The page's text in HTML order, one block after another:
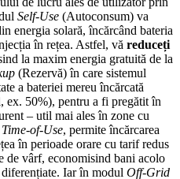
Self-Use (Autoconsum) va
energia solară, încărcând bateria
în rețea. Astfel, vă reduceți
la maxim energia gratuită de la
(Rezervă) în care sistemul
a bateriei mereu încărcată
ex. 50%), pentru a fi pregătit în
– util mai ales în zone cu
Time-of-Use, permite încărcarea
în perioade orare cu tarif redus
de vârf, economisind bani acolo
Iar în modul Off-Grid